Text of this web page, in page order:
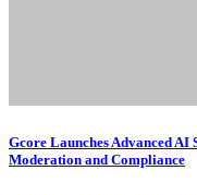
Gcore Launches Advanced
Moderation and Compliance